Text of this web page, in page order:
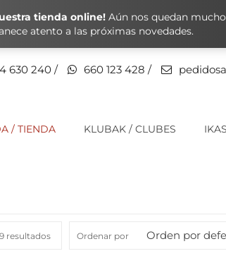
630 240 / 660 123 428 /
/ TIENDA KLUBAK / CLUBES
resultados Ordenar por Orden por
tienda online! Aún nos quedan
atento a las próximas novedades.